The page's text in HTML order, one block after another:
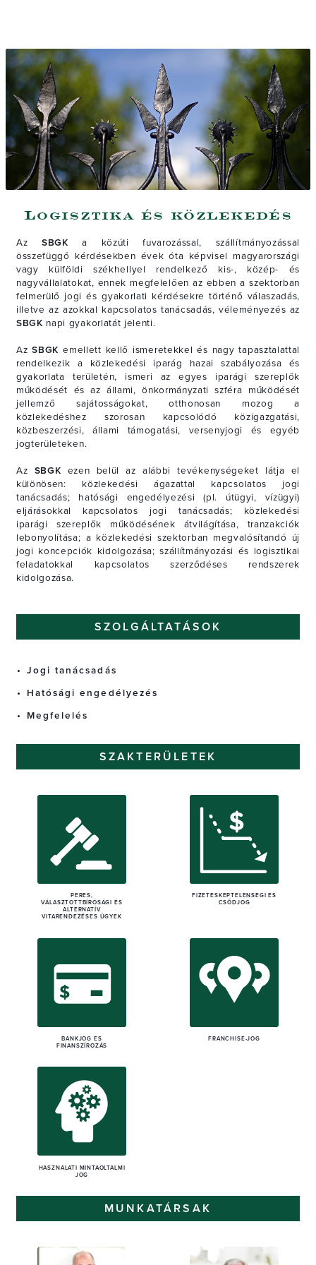
Logisztika és közlekedés
Az SBGK a közúti fuvarozással, szállítmányozással
összefüggő kérdésekben évek óta képvisel magyarországi
vagy külföldi székhellyel rendelkező kis-, közép- és
nagyvállalatokat, ennek megfelelően az ebben a szektorban
felmerülő jogi és gyakorlati kérdésekre történő válaszadás,
illetve az azokkal kapcsolatos tanácsadás, véleményezés az
SBGK napi gyakorlatát jelenti.
AzSBGK emellett kellő ismeretekkel és nagy tapasztalattal
rendelkezik a közlekedési iparág hazai szabályozása és
gyakorlata területén, ismeri az egyes iparági szereplők
működését és az állami, önkormányzati szféra működését
jellemző sajátosságokat, otthonosan mozog a
közlekedéshez szorosan kapcsolódó közigazgatási,
közbeszerzési, állami támogatási, versenyjogi és egyéb
jogterületeken.
Az SBGK ezen belül az alábbi tevékenységeket látja el
különösen: közlekedési ágazattal kapcsolatos jogi
tanácsadás; hatósági engedélyezési (pl. útügyi, vízügyi)
eljárásokkal kapcsolatos jogi tanácsadás; közlekedési
iparági szereplők működésének átvilágítása, tranzakciók
lebonyolítása; a közlekedési szektorban megvalósítandó új
jogi koncepciók kidolgozása; szállítmányozási és logisztikai
feladatokkal kapcsolatos szerződéses rendszerek
kidolgozása.
SZOLGÁLTATÁSOK
Jogi tanácsadás
Hatósági engedélyezés
Megfelelés
SZAKTERÜLETEK
PERES,
VÁLASZTOTTBÍRÓSÁGI ÉS
ALTERNATÍV
VITARENDEZÉSES ÜGYEK
FIZETÉSKÉPTELENSÉGI ÉS
CSŐDJOG
BANKJOG ÉS
FINANSZÍROZÁS
FRANCHISE-JOG
HASZNÁLATI MINTAOLTALMI
JOG
MUNKATÁRSAK